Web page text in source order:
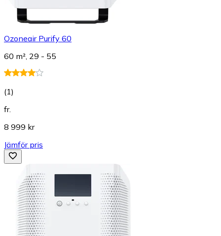
Ozoneair Purify 60
60 m², 29 - 55
(1)
fr.
8 999 kr
Jämför pris